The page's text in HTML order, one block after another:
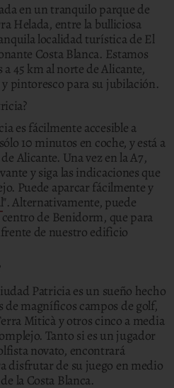
en un tranquilo parque de
Helada, entre la bulliciosa
localidad turística de El
Costa Blanca. Estamos
45 km al norte de Alicante,
pintoresco para su jubilación.
es fácilmente accesible a
10 minutos en coche, y está a
Alicante. Una vez en la A7,
y siga las indicaciones que
Puede aparcar fácilmente y
". Alternativamente, puede
centro de Benidorm, que para
de nuestro edificio
Patricia es un sueño hecho
de magníficos campos de golf,
Miticà y otros cinco a media
Tanto si es un jugador
novato, encontrará
disfrutar de su juego en medio
la Costa Blanca.